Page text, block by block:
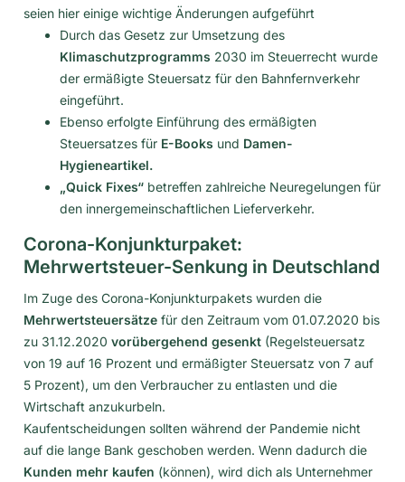
seien hier einige wichtige Änderungen aufgeführt
Durch das Gesetz zur Umsetzung des
Klimaschutzprogramms 2030 im Steuerrecht wurde
der ermäßigte Steuersatz für den Bahnfernverkehr
eingeführt.
Ebenso erfolgte Einführung des ermäßigten
Steuersatzes für E-Books und Damen-
Hygieneartikel.
„Quick Fixes“ betreffen zahlreiche Neuregelungen für
den innergemeinschaftlichen Lieferverkehr.
Corona-Konjunkturpaket:
Mehrwertsteuer-Senkung in Deutschland
Im Zuge des Corona-Konjunkturpakets wurden die
Mehrwertsteuersätze für den Zeitraum vom 01.07.2020 bis
zu 31.12.2020 vorübergehend gesenkt (Regelsteuersatz
von 19 auf 16 Prozent und ermäßigter Steuersatz von 7 auf
5 Prozent), um den Verbraucher zu entlasten und die
Wirtschaft anzukurbeln.
Kaufentscheidungen sollten während der Pandemie nicht
auf die lange Bank geschoben werden. Wenn dadurch die
Kunden mehr kaufen (können), wird dich als Unternehmer